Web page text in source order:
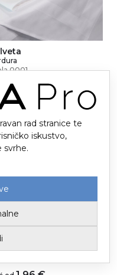
0001
od1,24 €
rad stranice te
iskustvo,
svrhe.